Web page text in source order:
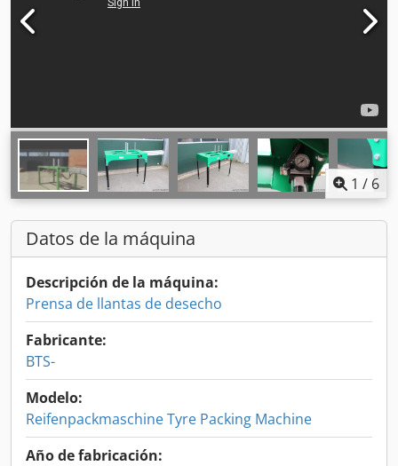
1 / 6
Datos de la máquina
Descripción de la máquina:
Prensa de llantas de desecho
Fabricante:
BTS-
Modelo:
Reifenpackmaschine Tyre Packing Machine
Año de fabricación: